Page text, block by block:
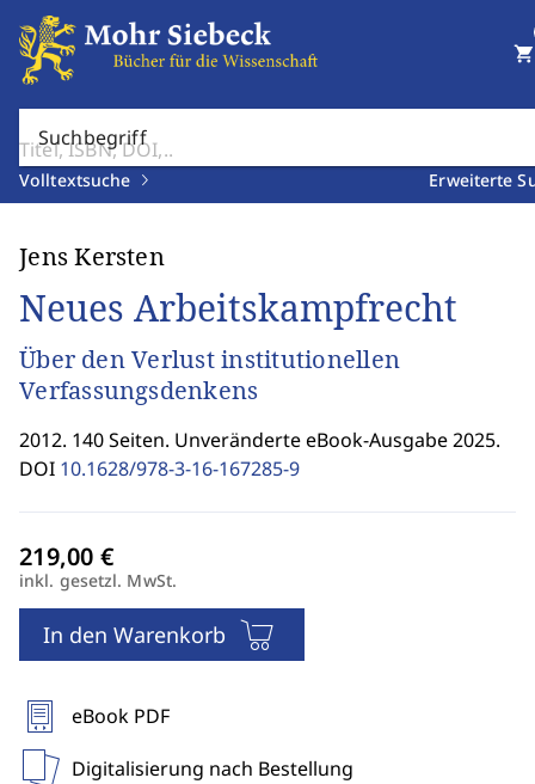
Suchbegriff
Volltextsuche Erweiterte
shopping_cart
Jens Kersten
Neues Arbeitskampfrecht
Über den Verlust institutionellen
Verfassungsdenkens
2012. 140 Seiten. Unveränderte eBook-Ausgabe 2025.
DOI 10.1628/978-3-16-167285-9
inkl. gesetzl. MwSt.
In den Warenkorb
eBook PDF
Digitalisierung nach Bestellung